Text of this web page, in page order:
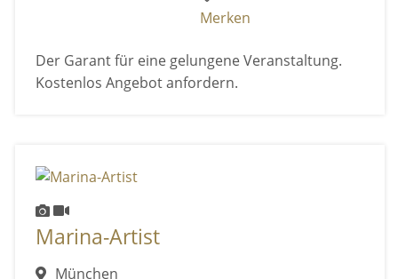
Merken
Der Garant für eine gelungene Veranstaltung.
Kostenlos Angebot anfordern.
Marina-Artist
München